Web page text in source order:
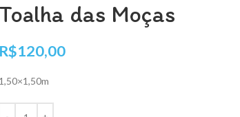
Toalha das Moças
R$120,00
1,50×1,50m